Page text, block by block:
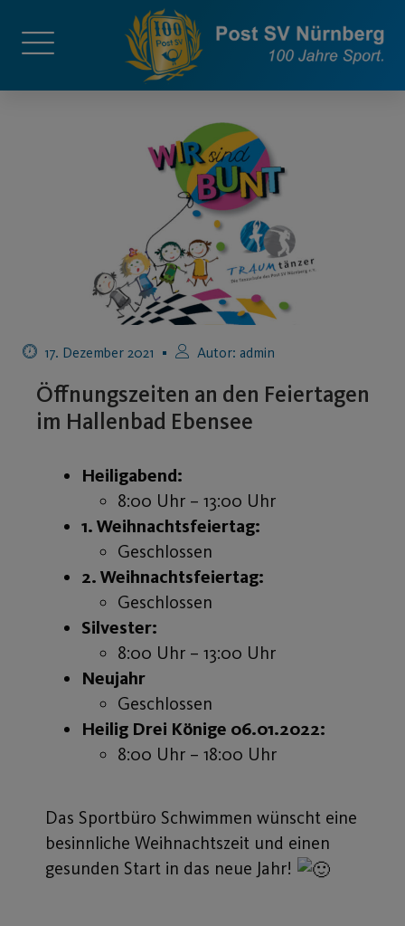
17. Dezember 2021 Autor: admin
Öffnungszeiten an den Feiertagen
im Hallenbad Ebensee
Heiligabend:
8:00 Uhr – 13:00 Uhr
1. Weihnachtsfeiertag:
Geschlossen
2. Weihnachtsfeiertag:
Geschlossen
Silvester:
8:00 Uhr – 13:00 Uhr
Neujahr
Geschlossen
Heilig Drei Könige 06.01.2022:
8:00 Uhr – 18:00 Uhr
Das Sportbüro Schwimmen wünscht eine
besinnliche Weihnachtszeit und einen
gesunden Start in das neue Jahr!